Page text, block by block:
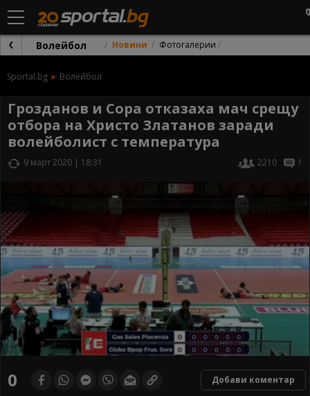
Волейбол Новини Фотогалерии
Sportal.bg Волейбол
Грозданов и Сора отказаха мач срещу
отбора на Христо Златанов заради
волейболист с температура
9 март 2020 | 18:31 2210 1
0 Добави коментар